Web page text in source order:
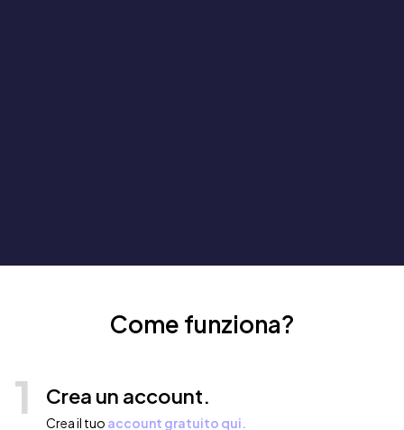
Come funziona?
1 Crea un account.
Crea il tuo account gratuito qui.